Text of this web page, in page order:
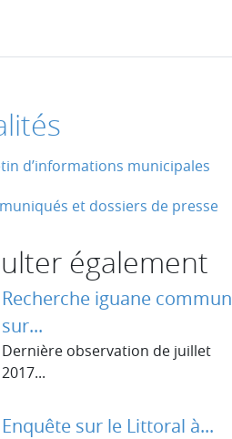
d’informations municipales
et dossiers de presse
également
Recherche iguane commun
sur...
Dernière observation de juillet
2017...
Enquête sur le Littoral à...